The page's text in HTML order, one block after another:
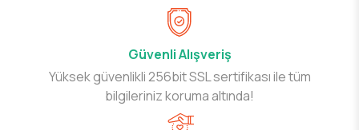
Güvenli Alışveriş
Yüksek güvenlikli 256bit SSL sertifikası ile tüm
bilgileriniz koruma altında!